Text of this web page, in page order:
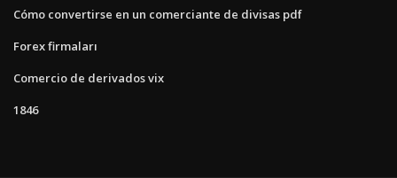
Cómo convertirse en un comerciante de divisas pdf
Forex firmaları
Comercio de derivados vix
1846